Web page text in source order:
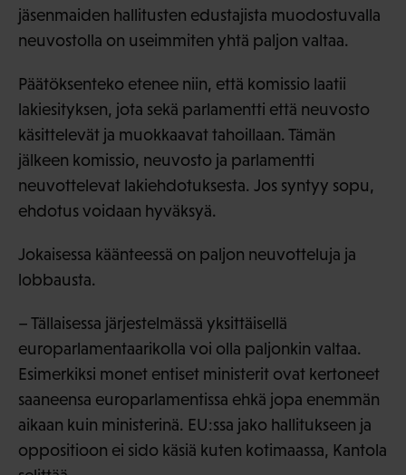
jäsenmaiden hallitusten edustajista muodostuvalla
neuvostolla on useimmiten yhtä paljon valtaa.
Päätöksenteko etenee niin, että komissio laatii
lakiesityksen, jota sekä parlamentti että neuvosto
käsittelevät ja muokkaavat tahoillaan. Tämän
jälkeen komissio, neuvosto ja parlamentti
neuvottelevat lakiehdotuksesta. Jos syntyy sopu,
ehdotus voidaan hyväksyä.
Jokaisessa käänteessä on paljon neuvotteluja ja
lobbausta.
– Tällaisessa järjestelmässä yksittäisellä
europarlamentaarikolla voi olla paljonkin valtaa.
Esimerkiksi monet entiset ministerit ovat kertoneet
saaneensa europarlamentissa ehkä jopa enemmän
aikaan kuin ministerinä. EU:ssa jako hallitukseen ja
oppositioon ei sido käsiä kuten kotimaassa, Kantola